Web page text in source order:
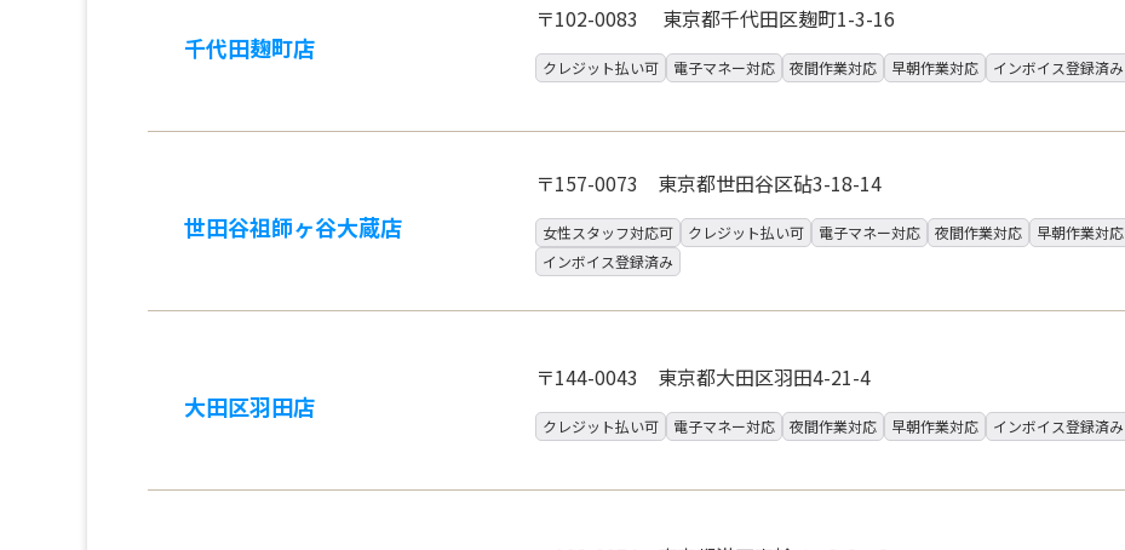
千代田麹町店
〒102-0083 東京都千代田区麹町1-3-16
クレジット払い可 電子マネー対応 夜間作業対応 早朝作業対応 インボイス登録済み
世田谷祖師ヶ谷大蔵店
〒157-0073 東京都世田谷区砧3-18-14
女性スタッフ対応可 クレジット払い可 電子マネー対応 夜間作業対応
早朝作業対応
インボイス登録済み
大田区羽田店
〒144-0043 東京都大田区羽田4-21-4
クレジット払い可 電子マネー対応 夜間作業対応 早朝作業対応 インボイス登録済み